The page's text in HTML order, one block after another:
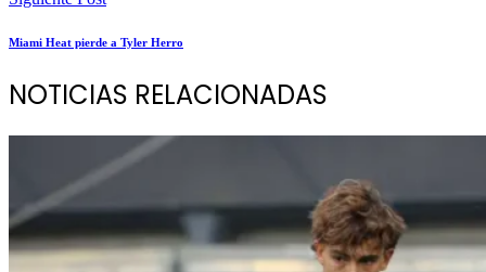
Miami Heat pierde a Tyler Herro
NOTICIAS RELACIONADAS